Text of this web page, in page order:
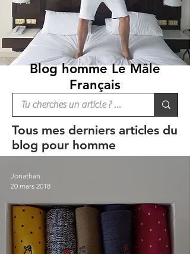
Blog homme Le Mâle
Français
Tous mes derniers articles du
blog pour homme
Jonathan
20 mars 2018